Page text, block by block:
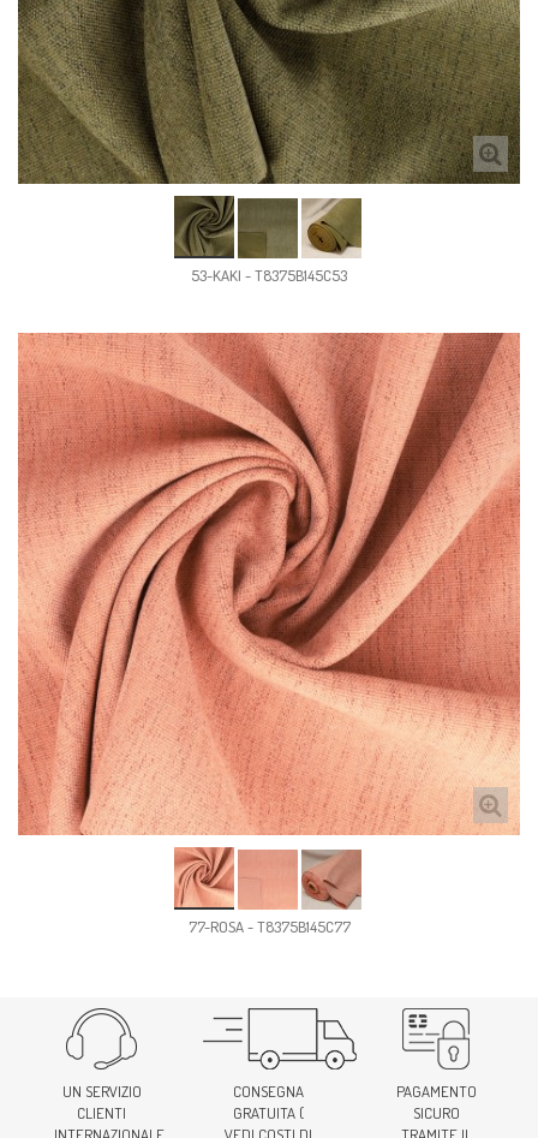
53-KAKI - T8375B145C53
77-ROSA - T8375B145C77
UN SERVIZIO
CLIENTI
CONSEGNA
GRATUITA (
PAGAMENTO
SICURO